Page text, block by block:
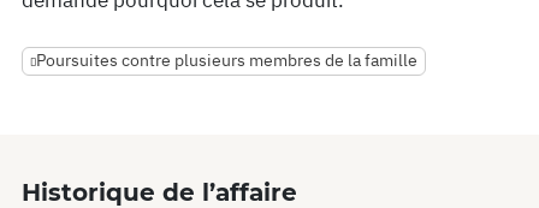
Poursuites contre plusieurs membres de la famille
Historique de l’affaire